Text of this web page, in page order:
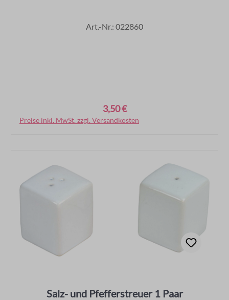
Art.-Nr.: 022860
3,50 €
Preise inkl. MwSt. zzgl. Versandkosten
In den Warenkorb
Salz- und Pfefferstreuer 1 Paar